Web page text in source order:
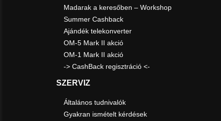
Madarak a keresőben – Workshop
Summer Cashback
Ajándék telekonverter
OM-5 Mark II akció
OM-1 Mark II akció
-> CashBack regisztráció <-
SZERVIZ
Általános tudnivalók
Gyakran ismételt kérdések